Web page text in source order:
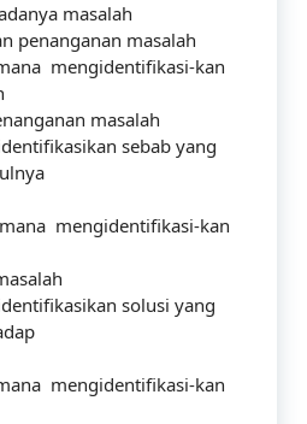
masalah
penanganan masalah
mengidentifikasi-kan
masalah
sebab yang
mengidentifikasi-kan
solusi yang
mengidentifikasi-kan